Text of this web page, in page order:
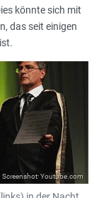
könnte sich mit
das seit einigen
Screenshot: Youtube.com